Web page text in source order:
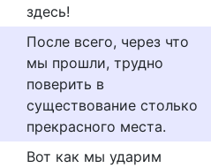
здесь!
После всего, через что
мы прошли, трудно
поверить в
существование столько
прекрасного места.
Вот как мы ударим